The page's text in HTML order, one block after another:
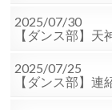
2025/07/30
【ダンス部】天
2025/07/25
【ダンス部】連